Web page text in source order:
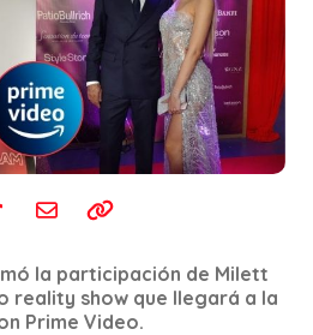
la participación de Milett
reality show que llegará a la
Prime Video.